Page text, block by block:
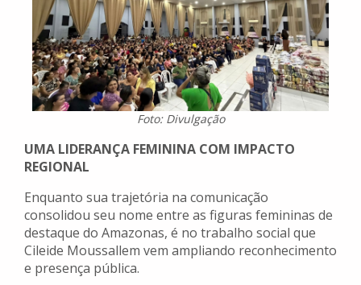
Foto: Divulgação
UMA LIDERANÇA FEMININA COM IMPACTO
REGIONAL
Enquanto sua trajetória na comunicação
consolidou seu nome entre as figuras femininas de
destaque do Amazonas, é no trabalho social que
Cileide Moussallem vem ampliando reconhecimento
e presença pública.